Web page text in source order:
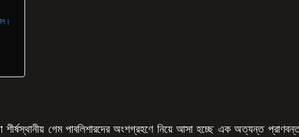
গেম পাবলিশারদের অংশগ্রহণে নিয়ে আসা হচ্ছে এক অত্যন্ত প্রাণবন্ত